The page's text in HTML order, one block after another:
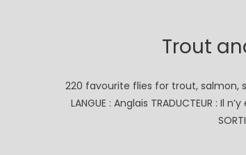
Trout
220 favourite flies for trout, salmon,
LANGUE : Anglais TRADUCTEUR : Il